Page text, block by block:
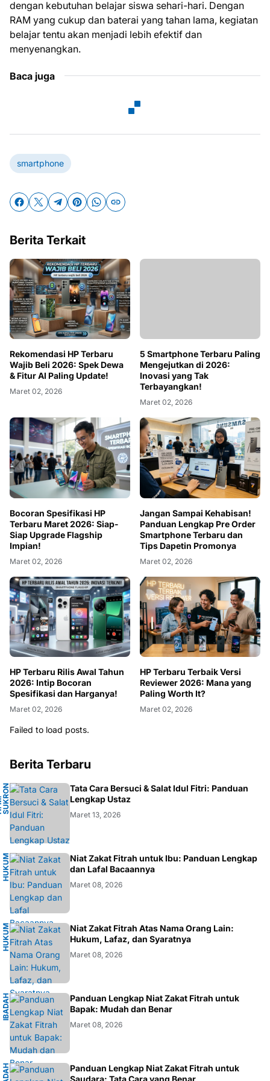
dengan kebutuhan belajar siswa sehari-hari. Dengan
RAM yang cukup dan baterai yang tahan lama, kegiatan
belajar tentu akan menjadi lebih efektif dan
menyenangkan.
Baca juga
smartphone
Berita Terkait
Rekomendasi HP Terbaru
Wajib Beli 2026: Spek Dewa
& Fitur AI Paling Update!
Maret 02, 2026
5 Smartphone Terbaru Paling
Mengejutkan di 2026:
Inovasi yang Tak
Terbayangkan!
Maret 02, 2026
Bocoran Spesifikasi HP
Terbaru Maret 2026: Siap-
Siap Upgrade Flagship
Impian!
Maret 02, 2026
Jangan Sampai Kehabisan!
Panduan Lengkap Pre Order
Smartphone Terbaru dan
Tips Dapetin Promonya
Maret 02, 2026
HP Terbaru Rilis Awal Tahun
2026: Intip Bocoran
Spesifikasi dan Harganya!
Maret 02, 2026
HP Terbaru Terbaik Versi
Reviewer 2026: Mana yang
Paling Worth It?
Maret 02, 2026
Failed to load posts.
Berita Terbaru
NA
Tata Cara Bersuci & Salat Idul Fitri: Panduan
Lengkap Ustaz
Maret 13, 2026
H
U
KU
M
I
S
L
AM
Niat Zakat Fitrah untuk Ibu: Panduan Lengkap
dan Lafal Bacaannya
Maret 08, 2026
H
U
KU
M
I
S
L
AM
Niat Zakat Fitrah Atas Nama Orang Lain:
Hukum, Lafaz, dan Syaratnya
Maret 08, 2026
I
B
A
DA
H
I
S
L
AM
Panduan Lengkap Niat Zakat Fitrah untuk
Bapak: Mudah dan Benar
Maret 08, 2026
Panduan Lengkap Niat Zakat Fitrah untuk
Saudara: Tata Cara yang Benar